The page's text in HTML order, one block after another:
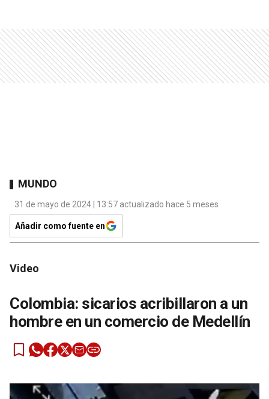
MUNDO
31 de mayo de 2024 | 13:57 actualizado hace 5 meses
Añadir como fuente en
Video
Colombia: sicarios acribillaron a un
hombre en un comercio de Medellín